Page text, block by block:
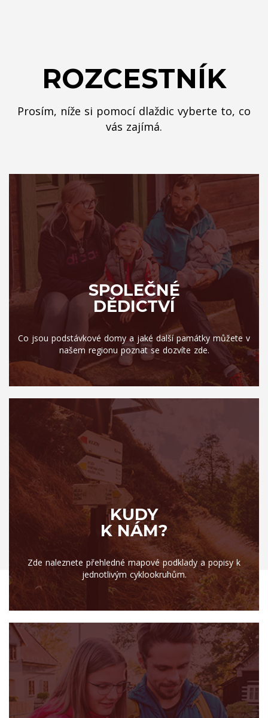
ROZCESTNÍK
Prosím, níže si pomocí dlaždic vyberte to, co
vás zajímá.
SPOLEČNÉ
DĚDICTVÍ
Co jsou podstávkové domy a jaké další památky můžete v
našem regionu poznat se dozvíte zde.
KUDY
K NÁM?
Zde naleznete přehledné mapové podklady a popisy k
jednotlivým cyklookruhům.